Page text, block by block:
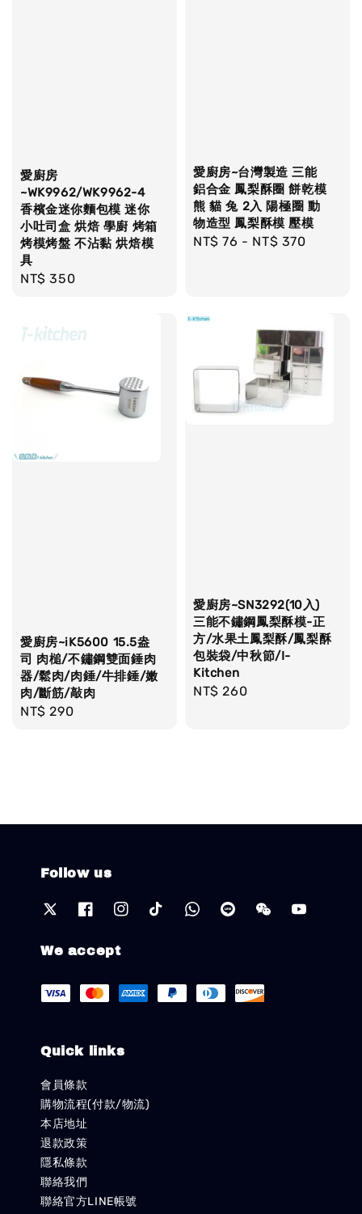
愛廚房
~WK9962/WK9962-4
香檳金迷你麵包模 迷你
小吐司盒 烘焙 學廚 烤箱
烤模烤盤 不沾黏 烘焙模
具
Regular
NT$ 350
愛廚房~台灣製造 三能
鋁合金 鳳梨酥圈 餅乾模
熊 貓 兔 2入 陽極圈 動
物造型 鳳梨酥模 壓模
Regular
NT$ 76 - NT$ 370
愛廚房~iK5600 15.5盎
司 肉槌/不鏽鋼雙面錘肉
器/鬆肉/肉錘/牛排錘/嫩
肉/斷筋/敲肉
Regular
NT$ 290
愛廚房~SN3292(10入)
三能不鏽鋼鳳梨酥模-正
方/水果土鳳梨酥/鳳梨酥
包裝袋/中秋節/I-
Kitchen
Regular
NT$ 260
Follow us
We accept
Quick links
會員條款
購物流程(付款/物流)
本店地址
退款政策
隱私條款
聯絡我們
聯絡官方LINE帳號